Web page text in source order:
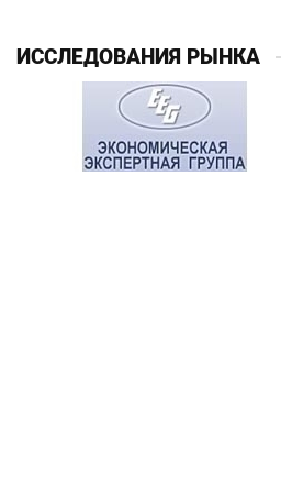
ИССЛЕДОВАНИЯ РЫНКА